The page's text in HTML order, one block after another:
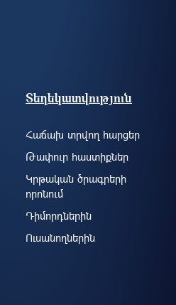
Տեղեկատվություն
Հաճախ տրվող հարցեր
Թափուր հաստիքներ
Կրթական ծրագրերի
որոնում
Դիմորդներին
Ուսանողներին